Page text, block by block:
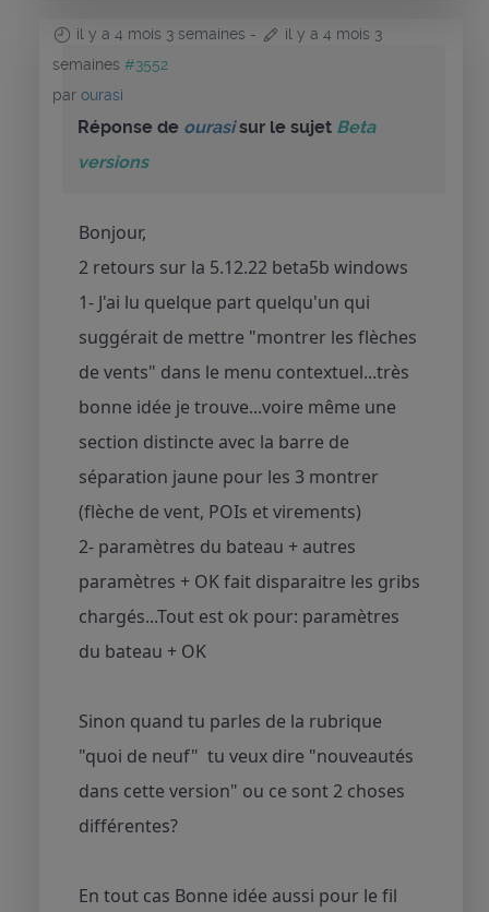
il y a 4 mois 3 semaines -
il y a 4 mois 3
semaines #3552
par ourasi
Réponse de ourasisur le sujet Beta
versions
Bonjour,
2 retours sur la 5.12.22 beta5b windows
1- J'ai lu quelque part quelqu'un qui
suggérait de mettre "montrer les flèches
de vents" dans le menu contextuel...très
bonne idée je trouve...voire même une
section distincte avec la barre de
séparation jaune pour les 3 montrer
(flèche de vent, POIs et virements)
2- paramètres du bateau + autres
paramètres + OK fait disparaitre les gribs
chargés...Tout est ok pour: paramètres
du bateau + OK
Sinon quand tu parles de la rubrique
"quoi de neuf" tu veux dire "nouveautés
dans cette version" ou ce sont 2 choses
différentes?
En tout cas Bonne idée aussi pour le fil